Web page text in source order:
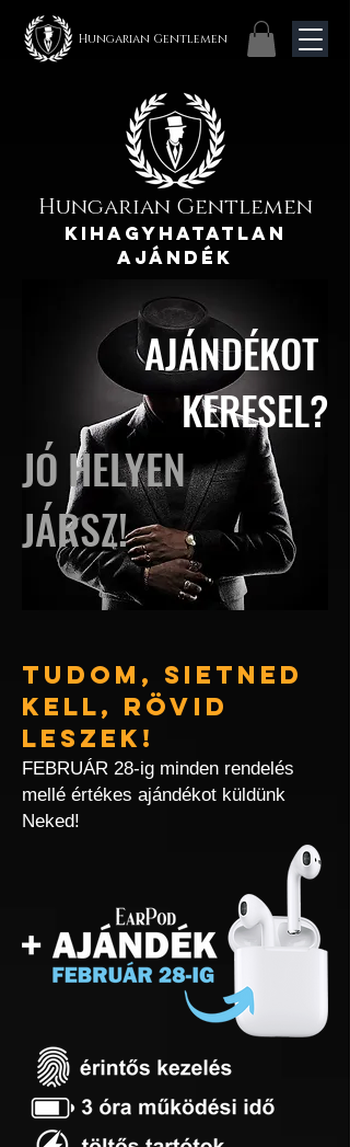
Hungarian Gentlemen
Hungarian Gentlemen
KIHAGYHATATLAN
AJÁNDÉK
AJÁNDÉKOT
KERESEL?
JÓ HELYEN
JÁRSZ!
Tudom, sietned
kell, rövid
leszek!
FEBRUÁR 28-ig minden rendelés
mellé értékes ajándékot küldünk
Neked!